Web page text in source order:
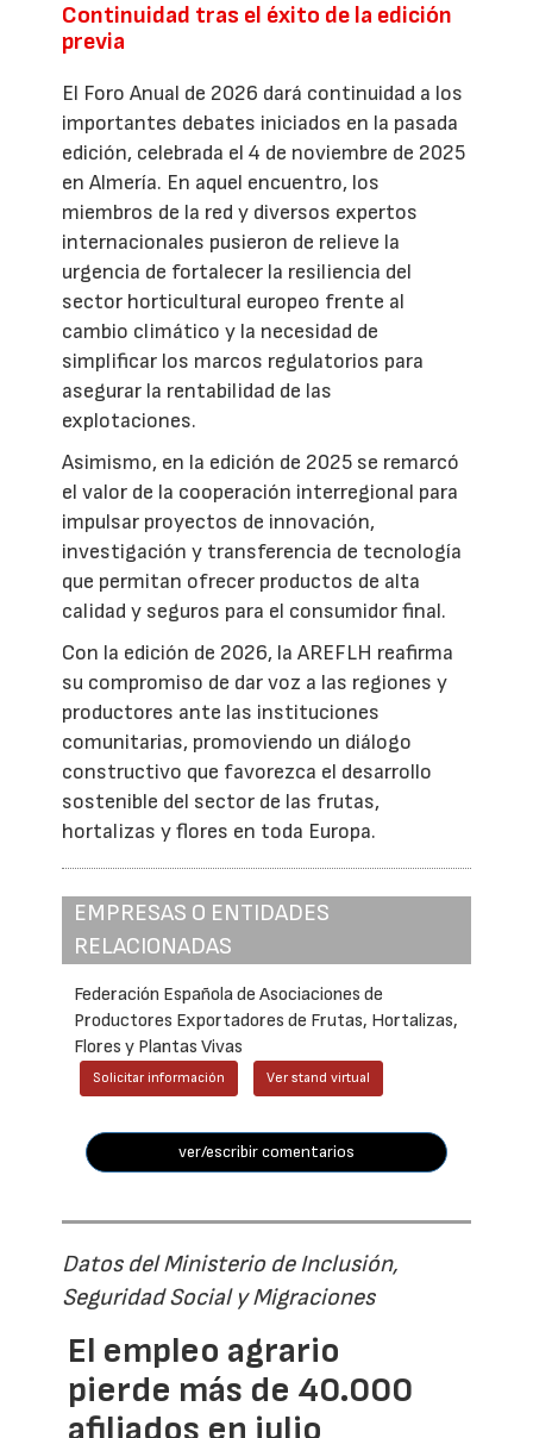
Continuidad tras el éxito de la edición
previa
El Foro Anual de 2026 dará continuidad a los
importantes debates iniciados en la pasada
edición, celebrada el 4 de noviembre de 2025
en Almería. En aquel encuentro, los
miembros de la red y diversos expertos
internacionales pusieron de relieve la
urgencia de fortalecer la resiliencia del
sector horticultural europeo frente al
cambio climático y la necesidad de
simplificar los marcos regulatorios para
asegurar la rentabilidad de las
explotaciones.
Asimismo, en la edición de 2025 se remarcó
el valor de la cooperación interregional para
impulsar proyectos de innovación,
investigación y transferencia de tecnología
que permitan ofrecer productos de alta
calidad y seguros para el consumidor final.
Con la edición de 2026, la AREFLH reafirma
su compromiso de dar voz a las regiones y
productores ante las instituciones
comunitarias, promoviendo un diálogo
constructivo que favorezca el desarrollo
sostenible del sector de las frutas,
hortalizas y flores en toda Europa.
EMPRESAS O ENTIDADES
RELACIONADAS
Federación Española de Asociaciones de
Productores Exportadores de Frutas, Hortalizas,
Flores y Plantas Vivas
Solicitar información Ver stand virtual
ver/escribir comentarios
Datos del Ministerio de Inclusión,
Seguridad Social y Migraciones
El empleo agrario
pierde más de 40.000